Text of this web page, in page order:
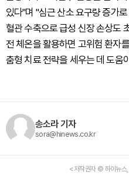
있다"며 "심근 산소 요구량 증가
혈관 수축으로 급성 신장 손상도
전 체온을 활용하면 고위험 환자
춤형 치료 전략을 세우는 데 도움
송소라 기자
sora@hinews.co.kr
<저작권자 © 하이뉴스,